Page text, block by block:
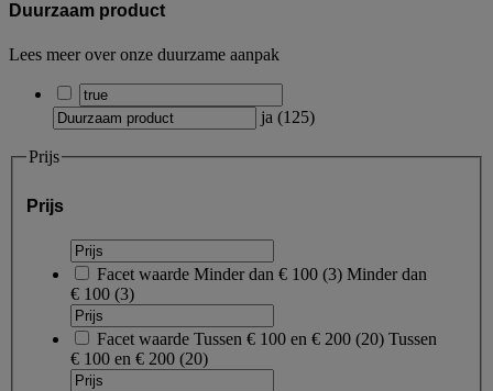
Duurzaam product
Lees meer over onze duurzame aanpak
ja (125)
Prijs
Prijs
Facet waarde Minder dan € 100 (3) Minder dan
€ 100 (3)
Facet waarde Tussen € 100 en € 200 (20) Tussen
€ 100 en € 200 (20)